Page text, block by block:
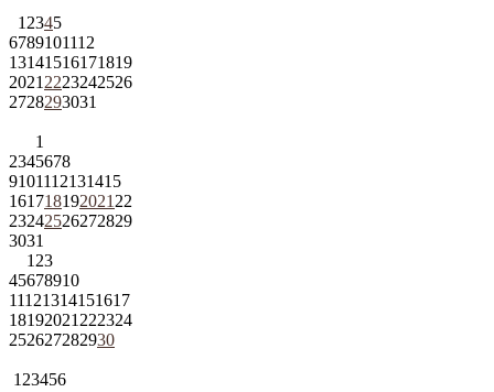
1 2345
6789101112
13141516171819
2021 2223242526
2728293031
1
2345678
9101112131415
161718192021 22
23242526272829
3031
1 23
45678910
11121314151617
18192021 222324
252627282930
1 23456